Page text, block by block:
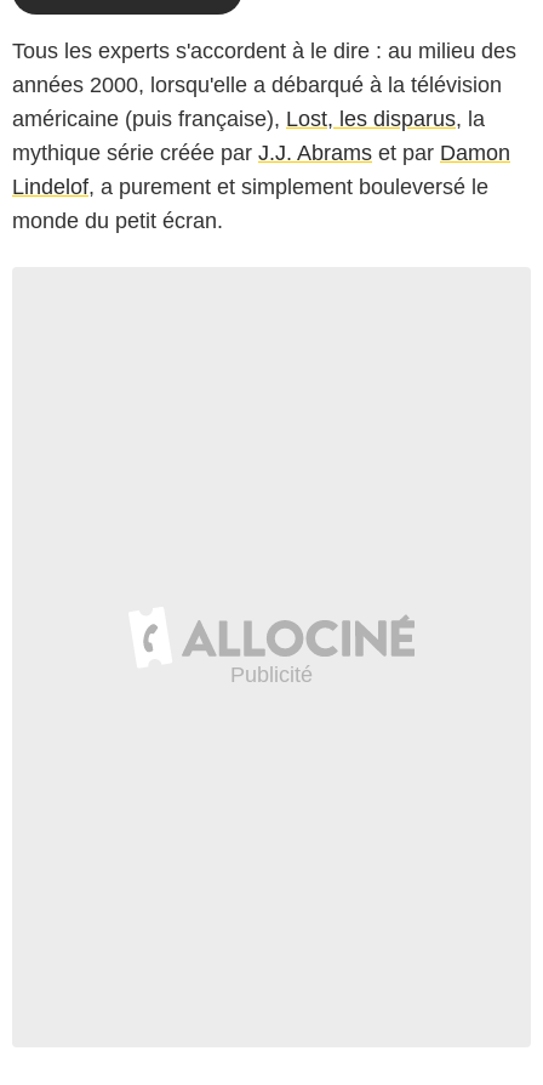
Tous les experts s'accordent à le dire : au milieu des
années 2000, lorsqu'elle a débarqué à la télévision
américaine (puis française), Lost, les disparus, la
mythique série créée par J.J. Abrams et par Damon
Lindelof, a purement et simplement bouleversé le
monde du petit écran.